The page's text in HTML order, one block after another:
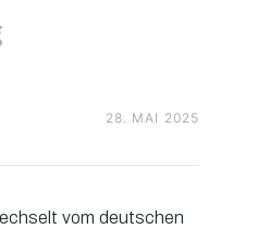
28. MAI 2025
vom deutschen